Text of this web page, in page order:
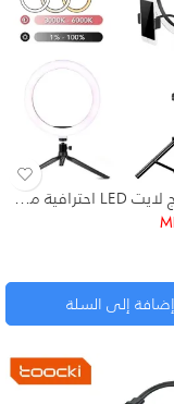
إضاءة رينج لايت LED احترافية مع حامل ثلاثي وتحكم ذكي
إضافة إلى السلة